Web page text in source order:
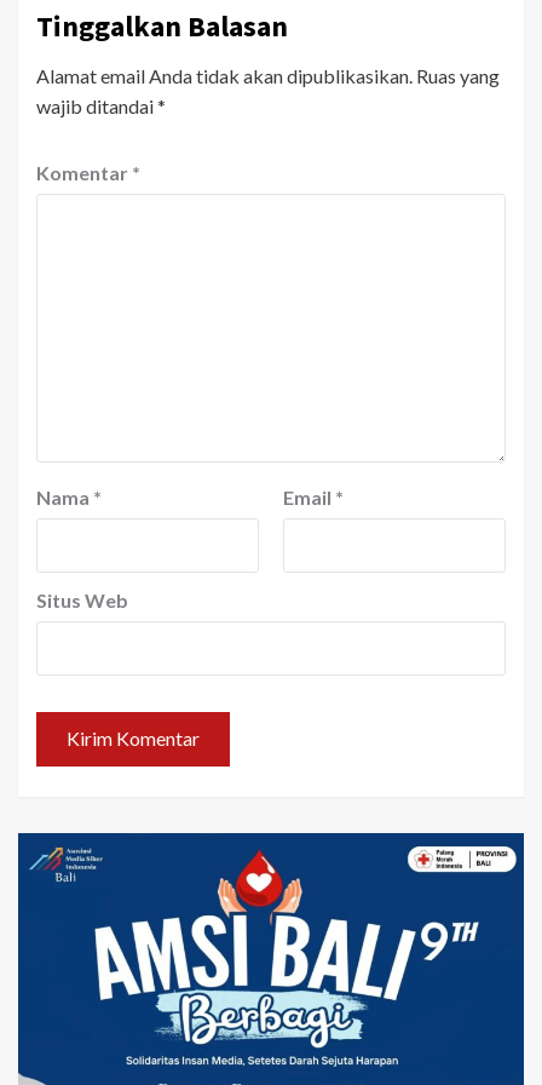
Tinggalkan Balasan
Alamat email Anda tidak akan dipublikasikan. Ruas yang
wajib ditandai*
Komentar *
Nama * Email *
Situs Web